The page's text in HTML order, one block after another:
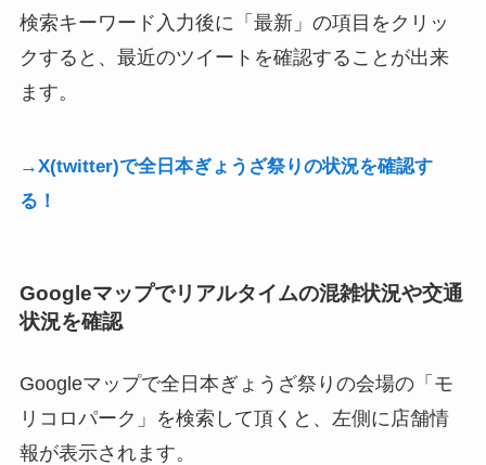
検索キーワード入力後に「最新」の項目をクリッ
クすると、最近のツイートを確認することが出来
ます。
→X(twitter)で全日本ぎょうざ祭りの状況を確認す
る！
Googleマップでリアルタイムの混雑状況や交通
状況を確認
Googleマップで全日本ぎょうざ祭りの会場の「モ
リコロパーク」を検索して頂くと、左側に店舗情
報が表示されます。